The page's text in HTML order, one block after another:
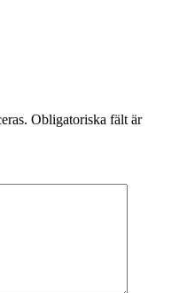
Obligatoriska fält är